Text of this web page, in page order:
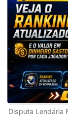
Disputa Lendária